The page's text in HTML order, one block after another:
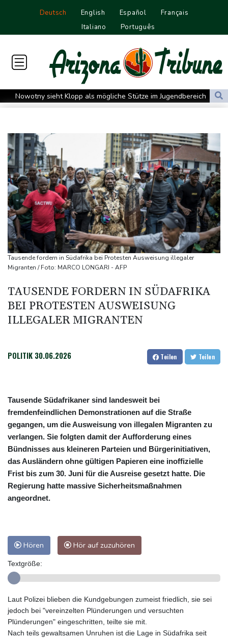
Deutsch English Español
Français
Italiano
Português
Nowotny sieht Klopp als mögliche Stütze im Jugendbereich
Bayer-Boss Carro: "Wir wollen Titel gewinnen"
Militärverwaltung: Mindestens drei Tote durch russische Angriffe
in Region Kiew
BUND kritisiert Lockerung von Sonntagsfahrverbot für Lkw - BDI
begrüßt es
Kolumbien: Neuer Präsident kündigt "unermüdlichen" Kampf
gegen Drogengewalt an
BUND kritisiert Lockerung von Sonn- und Feiertagsfahrverbot für
Lastwagen
Trump spricht nach Ballsaal-Urteil von "nationaler Schande"
Abholzung im Amazonas auf niedrigstem Stand seit einem
Frei: Über Beteiligung an AfD-Regierung entscheidet nicht CDU
in Sachsen-Anhalt
Tausende fordern in Südafrika bei Protesten Ausweisung illegaler
Migranten / Foto: MARCO LONGARI - AFP
TAUSENDE FORDERN IN SÜDAFRIKA
BEI PROTESTEN AUSWEISUNG
ILLEGALER MIGRANTEN
POLITIK 30.06.2026 Teilen Teilen
Tausende Südafrikaner sind landesweit bei
fremdenfeindlichen Demonstrationen auf die Straße
gegangen, um die Ausweisung von illegalen Migranten zu
verlangen. Sie folgten damit der Aufforderung eines
Bündnisses aus kleineren Parteien und Bürgerinitiativen,
das Ausländern ohne gültigen Papieren eine inoffizielle
Frist bis zum 30. Juni für die Ausreise gesetzt hatte. Die
Regierung hatte massive Sicherheitsmaßnahmen
angeordnet.
Hören Hör auf zuzuhören
Textgröße:
Laut Polizei blieben die Kundgebungen zumeist friedlich, sie sei
jedoch bei "vereinzelten Plünderungen und versuchten
Plünderungen" eingeschritten, teilte sie mit.
Nach teils gewaltsamen Unruhen ist die Lage in Südafrika seit